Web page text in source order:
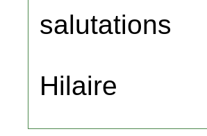
salutations
Hilaire